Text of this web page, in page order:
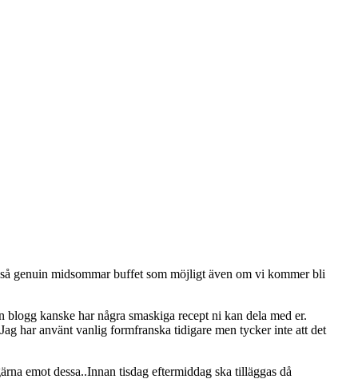
genuin midsommar buffet som möjligt även om vi kommer bli
kanske har några smaskiga recept ni kan dela med er.
har använt vanlig formfranska tidigare men tycker inte att det
emot dessa..Innan tisdag eftermiddag ska tilläggas då